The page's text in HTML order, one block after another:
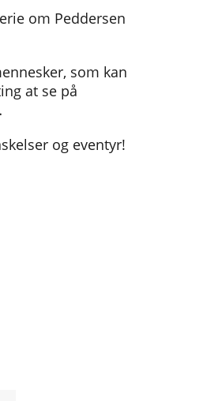
om Peddersen
som kan
at se på
og eventyr!